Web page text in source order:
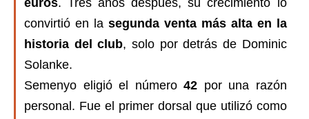
euros. Tres años después, su crecimiento lo
convirtió en la segunda venta más alta en la
historia del club, solo por detrás de Dominic
Solanke.
Semenyo eligió el número 42 por una razón
personal. Fue el primer dorsal que utilizó como